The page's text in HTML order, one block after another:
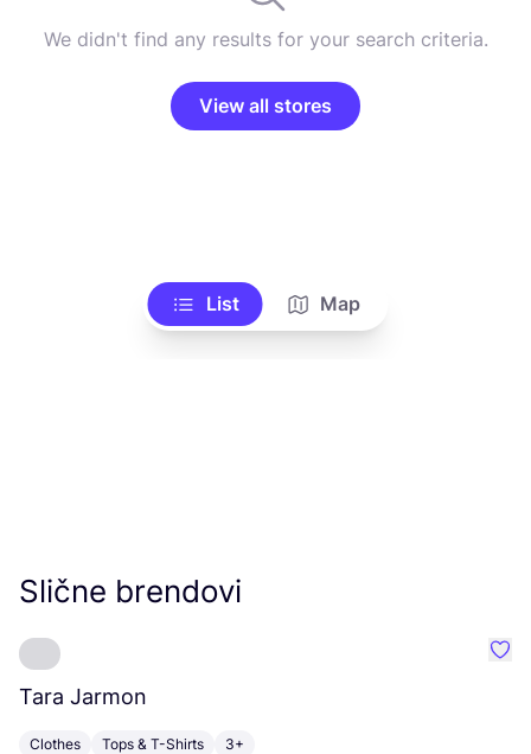
We didn't find any results for your search criteria.
View all stores
List Map
Slične brendovi
Tara Jarmon
Clothes Tops & T-Shirts 3+